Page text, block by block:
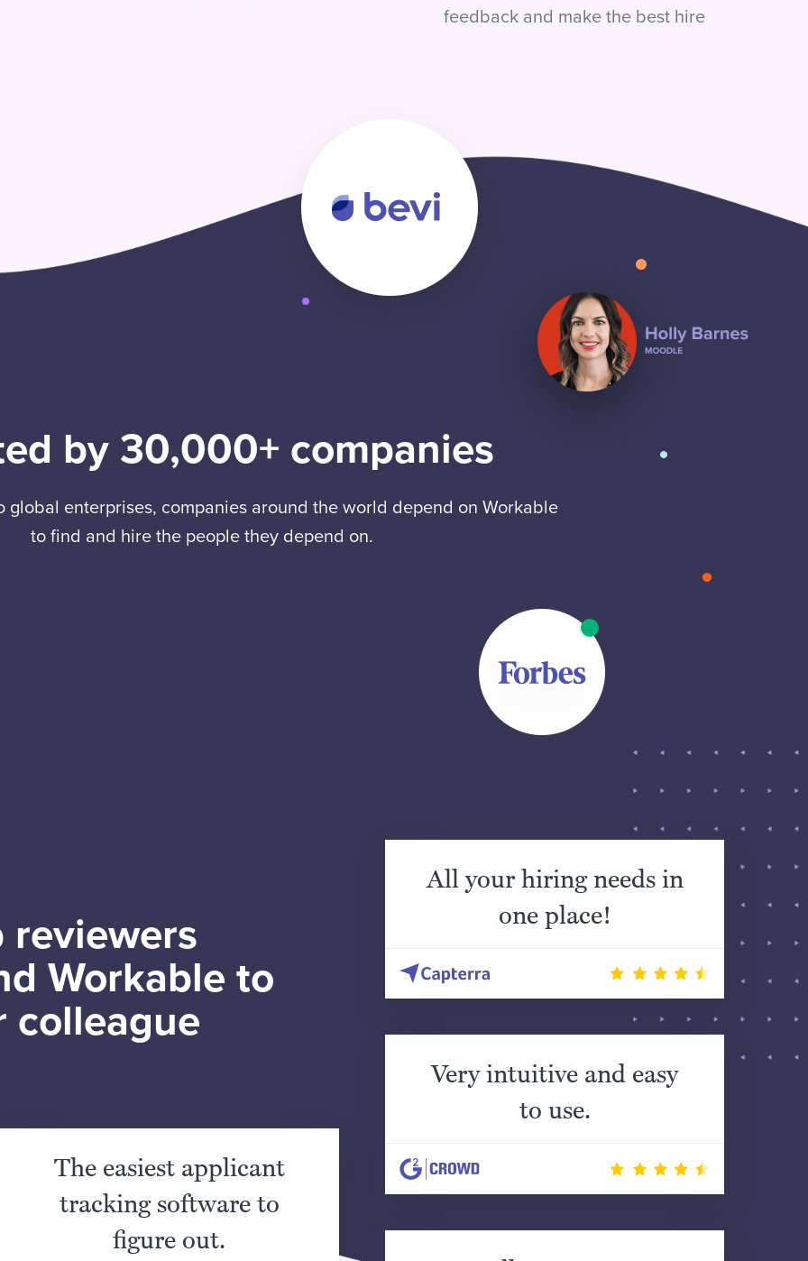
feedback and make the best hire
by 30,000+ companies
global enterprises, companies around the world depend on Workable
to find and hire the people they depend on.
reviewers
Workable to
colleague
The easiest applicant
tracking software to
figure out.
All your hiring needs in
one place!
Very intuitive and easy
to use.